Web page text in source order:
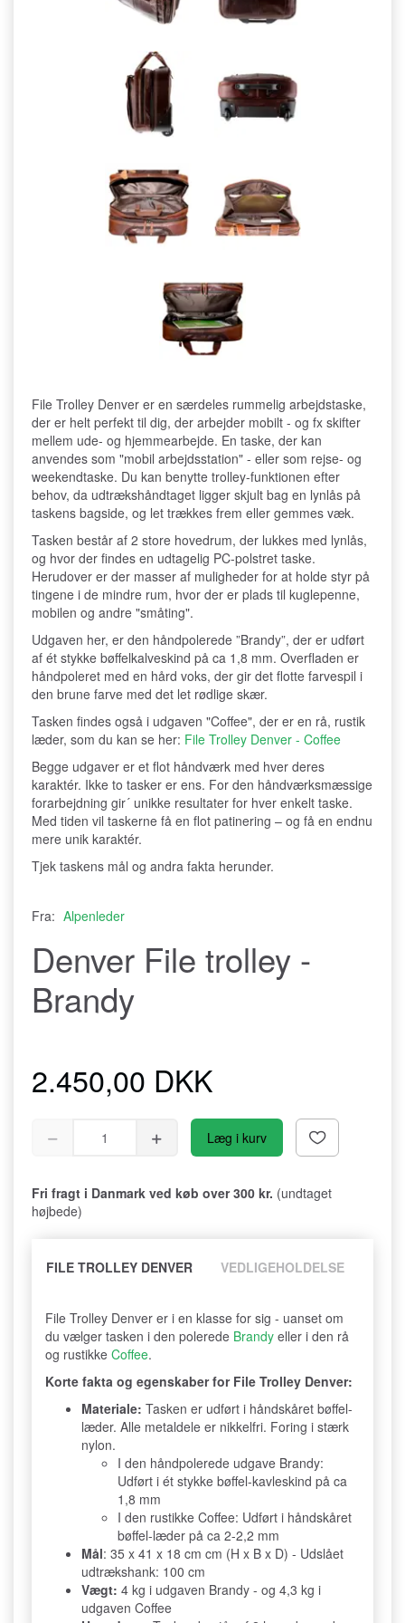
File Trolley Denver er en særdeles rummelig arbejdstaske,
der er helt perfekt til dig, der arbejder mobilt - og fx skifter
mellem ude- og hjemmearbejde. En taske, der kan
anvendes som "mobil arbejdsstation" - eller som rejse- og
weekendtaske. Du kan benytte trolley-funktionen efter
behov, da udtrækshåndtaget ligger skjult bag en lynlås på
taskens bagside, og let trækkes frem eller gemmes væk.
Tasken består af 2 store hovedrum, der lukkes med lynlås,
og hvor der findes en udtagelig PC-polstret taske.
Herudover er der masser af muligheder for at holde styr på
tingene i de mindre rum, hvor der er plads til kuglepenne,
mobilen og andre "småting".
Udgaven her, er den håndpolerede ”Brandy”, der er udført
af ét stykke bøffelkalveskind på ca 1,8 mm. Overfladen er
håndpoleret med en hård voks, der gir det flotte farvespil i
den brune farve med det let rødlige skær.
Tasken findes også i udgaven "Coffee", der er en rå, rustik
læder, som du kan se her: File Trolley Denver - Coffee
Begge udgaver er et flot håndværk med hver deres
karaktér. Ikke to tasker er ens. For den håndværksmæssige
forarbejdning gir´ unikke resultater for hver enkelt taske.
Med tiden vil taskerne få en flot patinering – og få en endnu
mere unik karaktér.
Tjek taskens mål og andra fakta herunder.
Fra: Alpenleder
Denver File trolley -
Brandy
2.450,00 DKK
Læg i kurv
Fri fragt i Danmark ved køb over 300 kr. (undtaget
højbede)
FILE TROLLEY DENVER VEDLIGEHOLDELSE
File Trolley Denver er i en klasse for sig - uanset om
du vælger tasken i den polerede Brandy eller i den rå
og rustikke Coffee.
Korte fakta og egenskaber for File Trolley Denver:
Materiale: Tasken er udført i håndskåret bøffel-
læder. Alle metaldele er nikkelfri. Foring i stærk
nylon.
I den håndpolerede udgave Brandy:
Udført i ét stykke bøffel-kavleskind på ca
1,8 mm
I den rustikke Coffee: Udført i håndskåret
bøffel-læder på ca 2-2,2 mm
Mål: 35 x 41 x 18 cm cm (H x B x D) - Udslået
udtrækshank: 100 cm
Vægt: 4 kg i udgaven Brandy - og 4,3 kg i
udgaven Coffee